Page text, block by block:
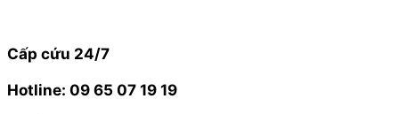
nội
Cấp cứu 24/7
Hotline: 09 65 07 19 19